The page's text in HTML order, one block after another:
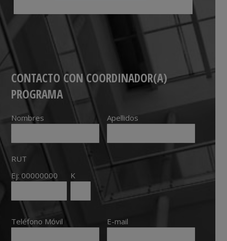
CONTACTO CON COORDINADOR(A)
PROGRAMA
Nombres Apellidos
RUT
Ej: 00000000
K
Teléfono Móvil E-mail